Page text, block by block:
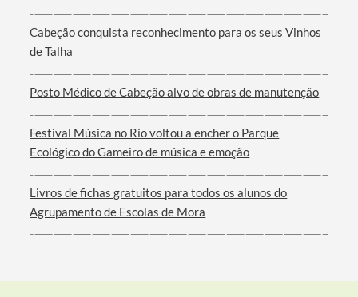
Categorias gerais
Filtros
Cabeção conquista reconhecimento para os seus Vinhos
de Talha
Posto Médico de Cabeção alvo de obras de manutenção
Festival Música no Rio voltou a encher o Parque
Ecológico do Gameiro de música e emoção
Livros de fichas gratuitos para todos os alunos do
Agrupamento de Escolas de Mora